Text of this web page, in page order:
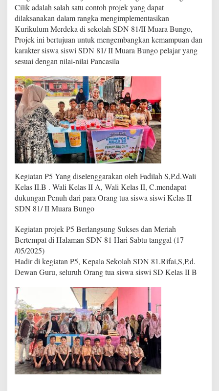
u
n
g
o
s
u
k
e
s
G
e
l
a
r
K
e
g
a
t
a
n
D
e
g
n
e
m
a
P
e
n
g
u
s
a
Cilik adalah salah satu contoh projek yang dapat
dilaksanakan dalam rangka mengimplementasikan
Kurikulum Merdeka di sekolah SDN 81/II Muara Bungo,
Projek ini bertujuan untuk mengembangkan kemampuan dan
karakter siswa siswi SDN 81/ II Muara Bungo pelajar yang
sesuai dengan nilai-nilai Pancasila
Kegiatan P5 Yang diselenggarakan oleh Fadilah S,P.d.Wali
Kelas II.B . Wali Kelas II A, Wali Kelas II, C.mendapat
dukungan Penuh dari para Orang tua siswa siswi Kelas II
SDN 81/ II Muara Bungo
Kegiatan projek P5 Berlangsung Sukses dan Meriah
Bertempat di Halaman SDN 81 Hari Sabtu tanggal (17
/05/2025)
Hadir di kegiatan P5, Kepala Sekolah SDN 81.Rifai,S,P,d.
Dewan Guru, seluruh Orang tua siswa siswi SD Kelas II B